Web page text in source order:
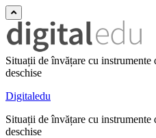
Situații de învățare cu instrumente
deschise
Digitaledu
Situații de învățare cu instrumente
deschise